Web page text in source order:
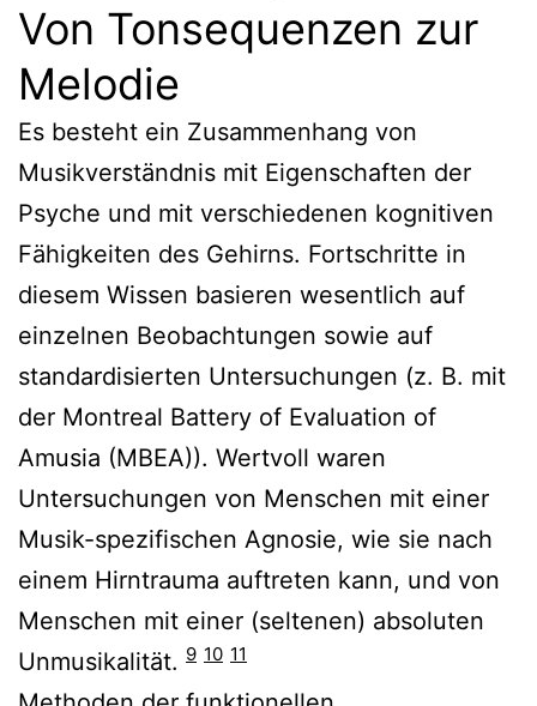
Von Tonsequenzen zur
Melodie
Es besteht ein Zusammenhang von
Musikverständnis mit Eigenschaften der
Psyche und mit verschiedenen kognitiven
Fähigkeiten des Gehirns. Fortschritte in
diesem Wissen basieren wesentlich auf
einzelnen Beobachtungen sowie auf
standardisierten Untersuchungen (z. B. mit
der Montreal Battery of Evaluation of
Amusia (MBEA)). Wertvoll waren
Untersuchungen von Menschen mit einer
Musik-spezifischen Agnosie, wie sie nach
einem Hirntrauma auftreten kann, und von
Menschen mit einer (seltenen) absoluten
Unmusikalität. 9 10 11